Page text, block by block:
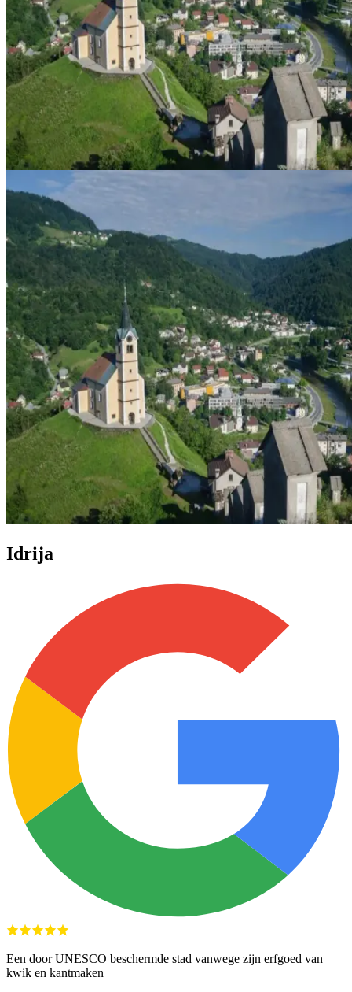
Idrija
Een door UNESCO beschermde stad vanwege zijn erfgoed van
kwik en kantmaken